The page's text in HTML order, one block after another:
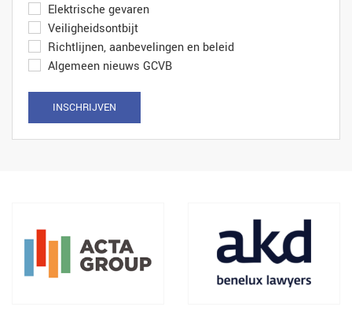
Elektrische gevaren
Veiligheidsontbijt
Richtlijnen, aanbevelingen en beleid
Algemeen nieuws GCVB
INSCHRIJVEN